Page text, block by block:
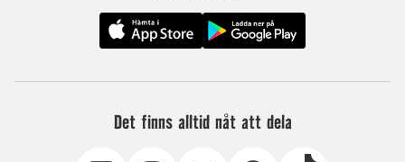
Det finns alltid nåt att dela